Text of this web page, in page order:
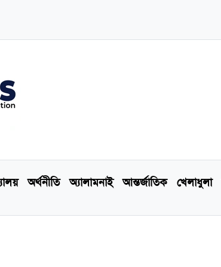
অর্থনীতি অ্যালামনাই আন্তর্জাতিক খেলাধুলা